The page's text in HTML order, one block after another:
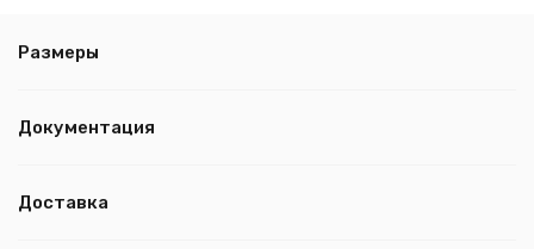
Размеры
Документация
Доставка